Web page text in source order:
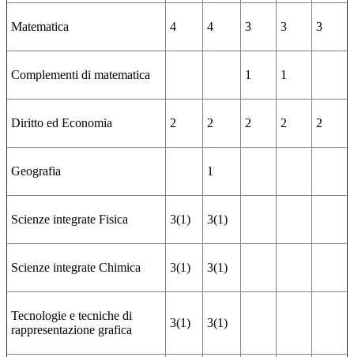
Matematica 4 4 3 3 3
Complementi di matematica 1 1
Diritto ed Economia 2 2 2 2 2
Geografia 1
Scienze integrate Fisica 3(1) 3(1)
Scienze integrate Chimica 3(1) 3(1)
Tecnologie e tecniche di
rappresentazione grafica
3(1) 3(1)